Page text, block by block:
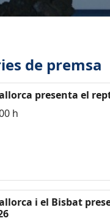
de premsa
presenta el
h
i el Bisbat